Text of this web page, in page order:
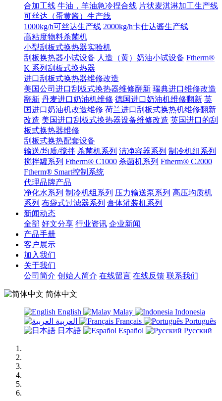
合加工线 牛油，羊油急冷捏合线 片状麦淇淋加工生产线
可丝达（蛋黄酱）生产线
1000kg/h可丝达生产线 2000kg/h卡仕达酱生产线
高粘度物料杀菌机
小型刮板式换热器实验机
刮板换热器小试设备 人造（黄）奶油小试设备 Ftherm®
K 系列刮板式换热器
进口刮板式换热器维修改造
美国公司进口刮板式换热器维修翻新 瑞典进口维修改造
翻新 丹麦进口奶油机维修 德国进口奶油机维修翻新 英
国进口奶油机改造维修 荷兰进口刮板式换热机维修翻新
改造 美国进口刮板式换热器设备维修改造 英国进口的刮
板式换热器维修
刮板式换热配套设备
输送/均质/搅拌 杀菌机系列 洁净容器系列 制冷机组系列
搅拌罐系列 Ftherm® C1000 杀菌机系列 Ftherm® C2000
Ftherm® Smart控制系统
代理品牌产品
净化水系列 制冷机组系列 压力输送泵系列 高压均质机
系列 布袋式过滤器系列 膏体灌装机系列
新闻动态
全部 好文分享 行业资讯 企业新闻
产品手册
客户展示
加入我们
关于我们
公司简介 创始人简介 在线留言 在线反馈 联系我们
简体中文
English Malay
Indonesia
Français
Português
日本語
Español Русский